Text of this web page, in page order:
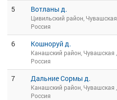
5 Вотланы д.
Цивильский район, Чувашская ,
Россия
6 Кошноруй д.
Канашский район, Чувашская ,
Россия
7 Дальние Сормы д.
Канашский район, Чувашская ,
Россия